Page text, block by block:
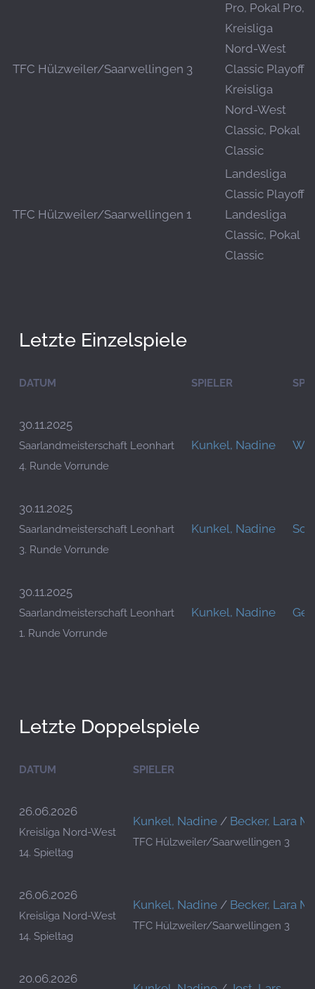
TFC Hülzweiler/Saarwellingen 3
Pro, Pokal Pro,
Kreisliga
Nord-West
Classic Playoff,
Kreisliga
Nord-West
Classic, Pokal
Classic
TFC Hülzweiler/Saarwellingen 1
Landesliga
Classic Playoff,
Landesliga
Classic, Pokal
Classic
Letzte Einzelspiele
DATUM SPIELER
30.11.2025
Saarlandmeisterschaft Leonhart
4. Runde Vorrunde
Kunkel, Nadine
30.11.2025
Saarlandmeisterschaft Leonhart
3. Runde Vorrunde
Kunkel, Nadine
30.11.2025
Saarlandmeisterschaft Leonhart
1. Runde Vorrunde
Kunkel, Nadine
Letzte Doppelspiele
DATUM SPIELER
26.06.2026
Kreisliga Nord-West
14. Spieltag
Kunkel, Nadine / Becker, Lara
TFC Hülzweiler/Saarwellingen 3
26.06.2026
Kreisliga Nord-West
14. Spieltag
Kunkel, Nadine / Becker, Lara
TFC Hülzweiler/Saarwellingen 3
20.06.2026